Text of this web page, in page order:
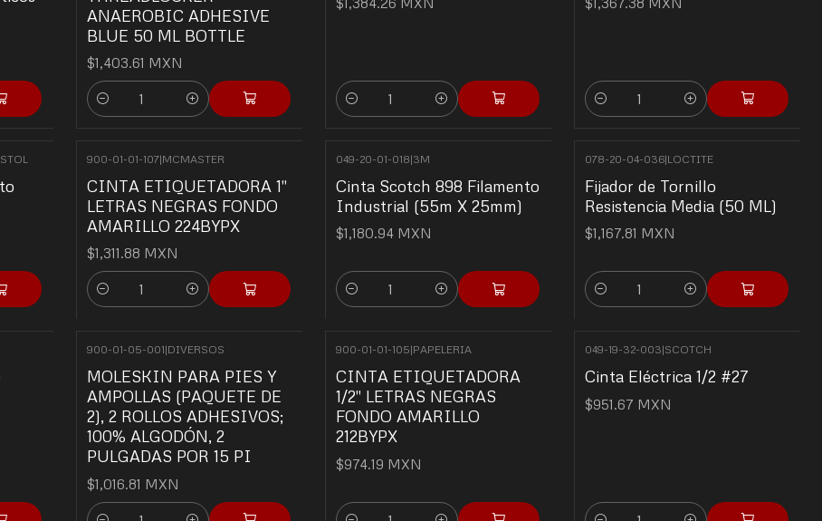
ANAEROBIC ADHESIVE
BLUE 50 ML BOTTLE
$1,403.61 MXN
Quantity Quantity Quantity
900-01-01-107|MCMASTER
CINTA ETIQUETADORA 1"
LETRAS NEGRAS FONDO
AMARILLO 224BYPX
$1,311.88 MXN
Quantity
049-20-01-018|3M
Cinta Scotch 898 Filamento
Industrial (55m X 25mm)
$1,180.94 MXN
Quantity
078-20-04-036|LOCTITE
Fijador de Tornillo
Resistencia Media (50 ML)
$1,167.81 MXN
Quantity
900-01-05-001|DIVERSOS
MOLESKIN PARA PIES Y
AMPOLLAS (PAQUETE DE
2), 2 ROLLOS ADHESIVOS;
100% ALGODÓN, 2
PULGADAS POR 15 PI
$1,016.81 MXN
900-01-01-105|PAPELERIA
CINTA ETIQUETADORA
1/2" LETRAS NEGRAS
FONDO AMARILLO
212BYPX
$974.19 MXN
049-19-32-003|SCOTCH
Cinta Eléctrica 1/2 #27
$951.67 MXN